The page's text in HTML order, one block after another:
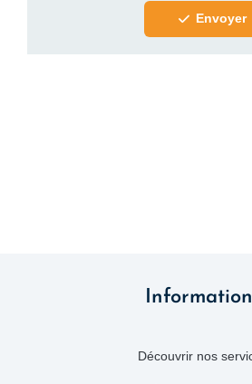
Envoyer
Découvrir nos